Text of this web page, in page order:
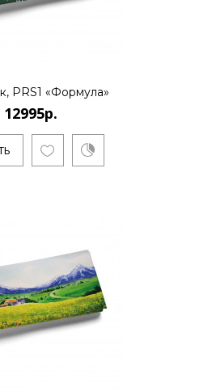
Пловецкая Татьяна закончила
школу им. Бузовкина,
азы живописи.Л..
PRS1 «Формула»
12995р.